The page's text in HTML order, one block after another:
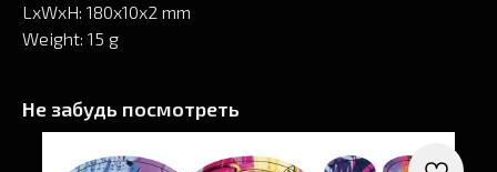
LxWxH: 180x10x2 mm
Weight: 15 g
Не забудь посмотреть